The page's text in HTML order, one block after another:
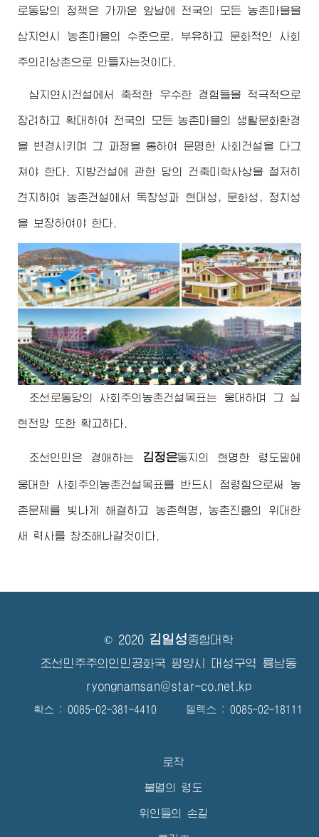
로동당의 정책은 가까운 앞날에 전국의 모든 농촌마을을
삼지연시 농촌마을의 수준으로, 부유하고 문화적인 사회
주의리상촌으로 만들자는것이다.
삼지연시건설에서 축적한 우수한 경험들을 적극적으로
장려하고 확대하여 전국의 모든 농촌마을의 생활문화환경
을 변경시키며 그 과정을 통하여 문명한 사회건설을 다그
쳐야 한다. 지방건설에 관한 당의 건축미학사상을 철저히
견지하여 농촌건설에서 독창성과 현대성, 문화성, 정치성
을 보장하여야 한다.
조선로동당의 사회주의농촌건설목표는 웅대하며 그 실
현전망 또한 확고하다.
조선인민은 경애하는 김정은동지 의 현명한 령도밑에
웅대한 사회주의농촌건설목표를 반드시 점령함으로써 농
촌문제를 빛나게 해결하고 농촌혁명, 농촌진흥의 위대한
새 력사를 창조해나갈것이다.
© 2020 김일성종합대학
조선민주주의인민공화국 평양시 대성구역 룡남동
ryongnamsan@star-co.net.kp
확스 : 0085-02-381-4410 텔렉스 : 0085-02-18111
로작
불멸의 령도
위인들의 손길